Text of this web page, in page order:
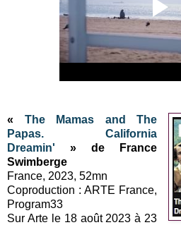
« The Mamas and The
Papas. California
Dreamin' » de France
Swimberge
France, 2023, 52mn
Coproduction : ARTE France,
Program33
Sur Arte le 18 août 2023 à 23